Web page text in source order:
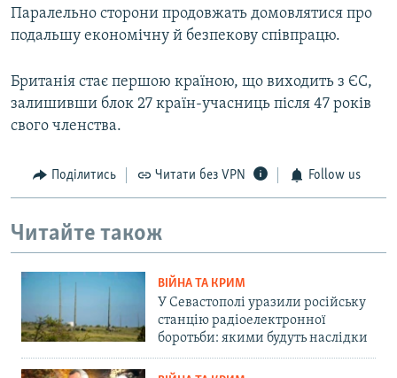
Паралельно сторони продовжать домовлятися про
подальшу економічну й безпекову співпрацю.
Британія стає першою країною, що виходить з ЄС,
залишивши блок 27 країн-учасниць після 47 років
свого членства.
Поділитись Читати без VPN Follow us
Читайте також
ВІЙНА ТА КРИМ
У Севастополі уразили російську
станцію радіоелектронної
боротьби: якими будуть наслідки